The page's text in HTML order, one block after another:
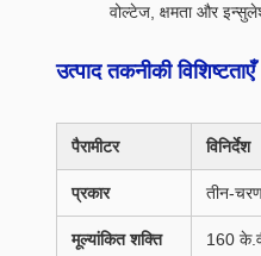
वोल्टेज, क्षमता और
उत्पाद तकनीकी विशिष्टताएँ
पैरामीटर विनिर्देश
प्रकार तीन-
मूल्यांकित शक्ति 160